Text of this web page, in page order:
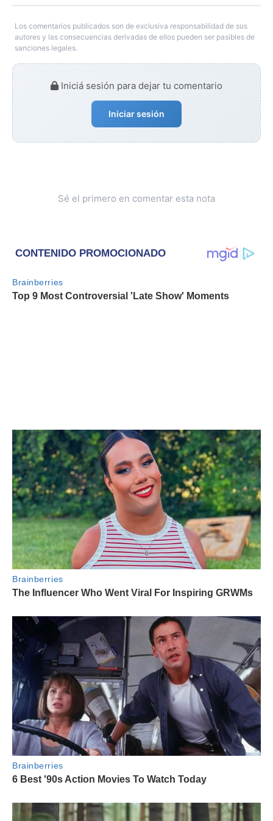
Los comentarios publicados son de exclusiva responsabilidad de sus
autores y las consecuencias derivadas de ellos pueden ser pasibles de
sanciones legales.
Iniciá sesión para dejar tu comentario
Iniciar sesión
Sé el primero en comentar esta nota